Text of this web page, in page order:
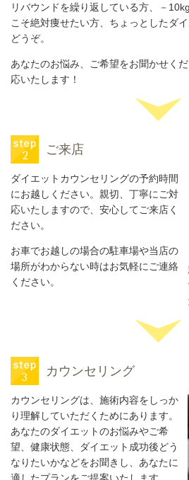
リバウンドを繰り返している方、－ 10kg
こそ絶対痩せたい方、ちょっとしたダ
どうぞ。
あなたのお悩み、ご希望をお聞かせく
応いたします！
ご来店
ダイエットカウンセリングの予約時間
にお越しください。親切、丁寧にご対
応いたしますので、安心してご来店く
ださい。
お車でお越しの場合の駐車場や当店の
場所がわからない時はお気軽にご連絡
ください。
カウンセリング
カウンセリングは、施術内容をしっか
り理解していただくためにあります。
あなたのダイエットのお悩みやご希
望、健康状態、ダイエット成功後どう
なりたいかなどをお聞きし、あなたに